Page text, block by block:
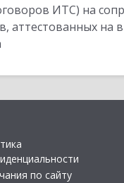
ИТС) на
аттестованных
по сайту